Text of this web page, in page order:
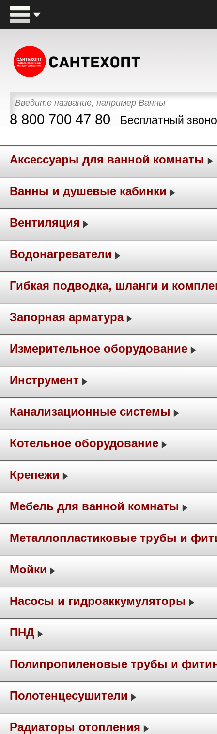
8 800 700 47 80 Бесплатный
Аксессуары для ванной комнаты
Ванны и душевые кабинки
Вентиляция
Водонагреватели
Гибкая подводка, шланги и
Запорная арматура
Измерительное оборудование
Инструмент
Канализационные системы
Котельное оборудование
Крепежи
Мебель для ванной комнаты
Металлопластиковые трубы и
Мойки
Насосы и гидроаккумуляторы
ПНД
Полипропиленовые трубы и
Полотенцесушители
Радиаторы отопления